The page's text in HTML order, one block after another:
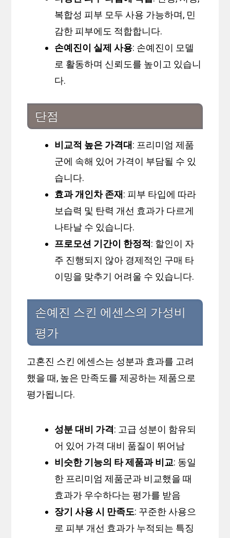
복합성 피부 모두 사용 가능하며, 민
감한 피부에도 적합합니다.
손예진이 실제 사용: 손예진이 모델
로 활동하며 신뢰도를 높이고 있습니
다.
단점
비교적 높은 가격대: 프리미엄 제품
군에 속해 있어 가격이 부담될 수 있
습니다.
효과 개인차 존재: 피부 타입에 따라
보습력 및 탄력 개선 효과가 다르게
나타날 수 있습니다.
프로모션 기간이 한정적: 할인이 자
주 진행되지 않아 경제적인 구매 타
이밍을 맞추기 어려울 수 있습니다.
손예진 스킨 에센스의 가성비
평가
고혼진 스킨 에센스는 성분과 효과를 고려
했을 때, 높은 만족도를 제공하는 제품으로
평가됩니다.
성분 대비 가격: 고급 성분이 함유되
어 있어 가격 대비 품질이 뛰어남
비슷한 기능의 타 제품과 비교: 동일
한 프리미엄 제품군과 비교했을 때
효과가 우수하다는 평가를 받음
장기 사용 시 만족도: 꾸준한 사용으
로 피부 개선 효과가 누적되는 특징